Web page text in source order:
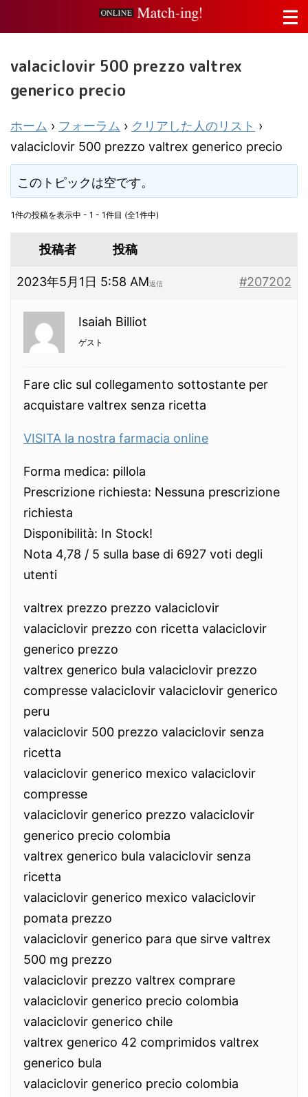
valaciclovir 500 prezzo valtrex
generico precio
ホーム › フォーラム › クリアした人のリスト ›
valaciclovir 500 prezzo valtrex generico precio
このトピックは空です。
1件の投稿を表示中 - 1 - 1件目 (全1件中)
投稿者 投稿
2023年5月1日 5:58 AM #207202
返信
Isaiah Billiot
ゲスト
Fare clic sul collegamento sottostante per
acquistare valtrex senza ricetta
VISITA la nostra farmacia online
Forma medica: pillola
Prescrizione richiesta: Nessuna prescrizione
richiesta
Disponibilità: In Stock!
Nota 4,78 / 5 sulla base di 6927 voti degli
utenti
valtrex prezzo prezzo valaciclovir
valaciclovir prezzo con ricetta valaciclovir
generico prezzo
valtrex generico bula valaciclovir prezzo
compresse valaciclovir valaciclovir generico
peru
valaciclovir 500 prezzo valaciclovir senza
ricetta
valaciclovir generico mexico valaciclovir
compresse
valaciclovir generico prezzo valaciclovir
generico precio colombia
valtrex generico bula valaciclovir senza
ricetta
valaciclovir generico mexico valaciclovir
pomata prezzo
valaciclovir generico para que sirve valtrex
500 mg prezzo
valaciclovir prezzo valtrex comprare
valaciclovir generico precio colombia
valaciclovir generico chile
valtrex generico 42 comprimidos valtrex
generico bula
valaciclovir generico precio colombia